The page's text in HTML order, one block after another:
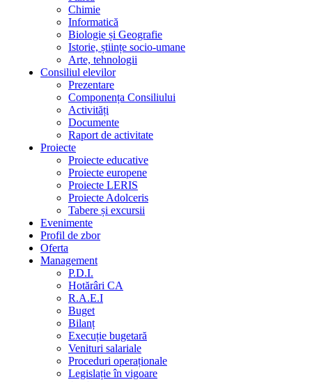
Chimie
Informatică
Biologie și Geografie
Istorie, științe socio-umane
Arte, tehnologii
Consiliul elevilor
Prezentare
Componența Consiliului
Activități
Documente
Raport de activitate
Proiecte
Proiecte educative
Proiecte europene
Proiecte LERIS
Proiecte Adolceris
Tabere și excursii
Evenimente
Profil de zbor
Oferta
Management
P.D.I.
Hotărâri CA
R.A.E.I
Buget
Bilanț
Execuție bugetară
Venituri salariale
Proceduri operaționale
Legislație în vigoare